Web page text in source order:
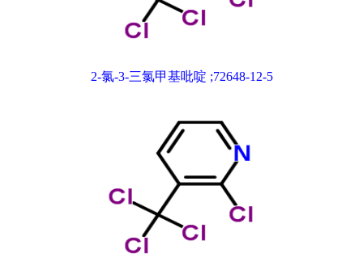
2-氯-3-三氯甲基吡啶 ;72648-12-5